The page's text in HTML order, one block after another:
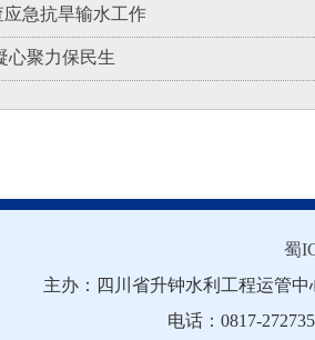
急抗旱输水工作
心聚力保民生
蜀
主办：四川省升钟水利工程运管
电话：0817-